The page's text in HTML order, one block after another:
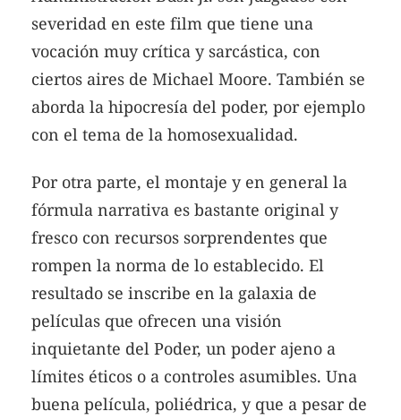
severidad en este film que tiene una
vocación muy crítica y sarcástica, con
ciertos aires de Michael Moore. También se
aborda la hipocresía del poder, por ejemplo
con el tema de la homosexualidad.
Por otra parte, el montaje y en general la
fórmula narrativa es bastante original y
fresco con recursos sorprendentes que
rompen la norma de lo establecido. El
resultado se inscribe en la galaxia de
películas que ofrecen una visión
inquietante del Poder, un poder ajeno a
límites éticos o a controles asumibles. Una
buena película, poliédrica, y que a pesar de